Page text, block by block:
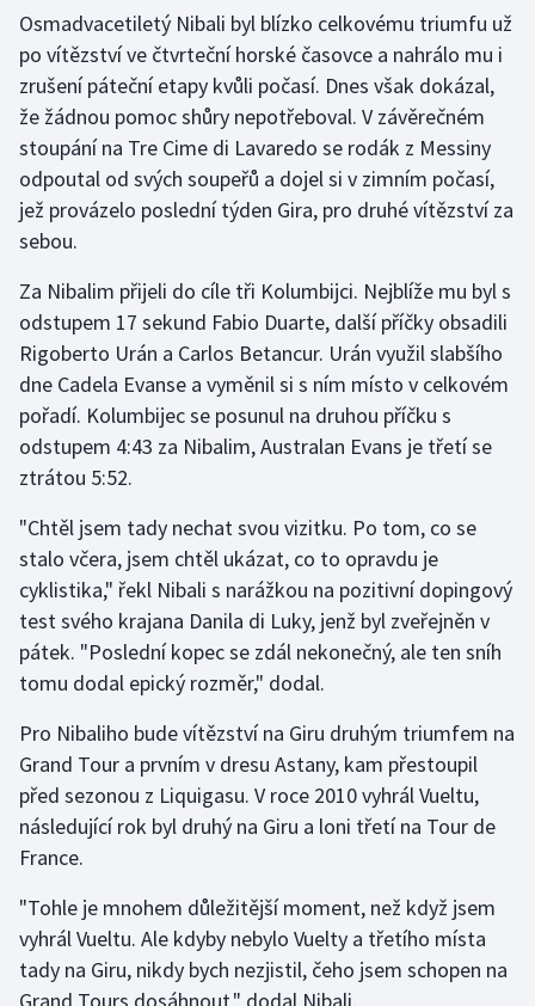
Házená
Jezdectví
Judo
Krasobruslení
Lezení
Lyže a snowboard
Moderní pětiboj
Motorsport
Olympijské hry
Parasport
Plážový volejbal
Ragby
Rychlobruslení
Rychlostní kanoistika
Short track
Sportovní střelba
Osmadvacetiletý Nibali byl blízko celkovému triumfu už
po vítězství ve čtvrteční horské časovce a nahrálo mu i
zrušení páteční etapy kvůli počasí. Dnes však dokázal,
že žádnou pomoc shůry nepotřeboval. V závěrečném
stoupání na Tre Cime di Lavaredo se rodák z Messiny
odpoutal od svých soupeřů a dojel si v zimním počasí,
jež provázelo poslední týden Gira, pro druhé vítězství za
sebou.
Za Nibalim přijeli do cíle tři Kolumbijci. Nejblíže mu byl s
odstupem 17 sekund Fabio Duarte, další příčky obsadili
Rigoberto Urán a Carlos Betancur. Urán využil slabšího
dne Cadela Evanse a vyměnil si s ním místo v celkovém
pořadí. Kolumbijec se posunul na druhou příčku s
odstupem 4:43 za Nibalim, Australan Evans je třetí se
ztrátou 5:52.
"Chtěl jsem tady nechat svou vizitku. Po tom, co se
stalo včera, jsem chtěl ukázat, co to opravdu je
cyklistika," řekl Nibali s narážkou na pozitivní dopingový
test svého krajana Danila di Luky, jenž byl zveřejněn v
pátek. "Poslední kopec se zdál nekonečný, ale ten sníh
tomu dodal epický rozměr," dodal.
Pro Nibaliho bude vítězství na Giru druhým triumfem na
Grand Tour a prvním v dresu Astany, kam přestoupil
před sezonou z Liquigasu. V roce 2010 vyhrál Vueltu,
následující rok byl druhý na Giru a loni třetí na Tour de
France.
"Tohle je mnohem důležitější moment, než když jsem
vyhrál Vueltu. Ale kdyby nebylo Vuelty a třetího místa
tady na Giru, nikdy bych nezjistil, čeho jsem schopen na